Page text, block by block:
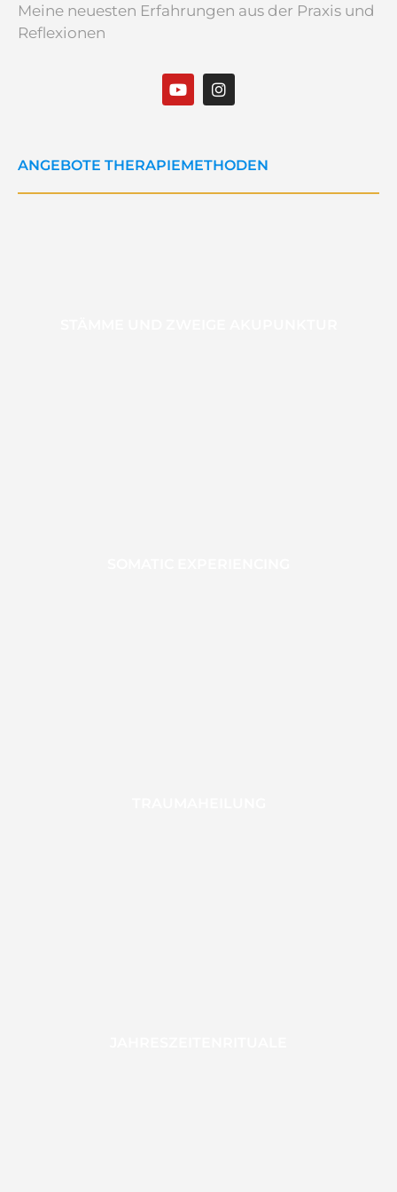
Meine neuesten Erfahrungen aus der Praxis und
Reflexionen
ANGEBOTE THERAPIEMETHODEN